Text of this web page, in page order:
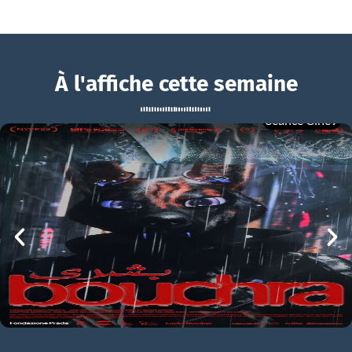
Kontinental ’25
Kontinental ’25 Bande-annonce VO STFR
À l'affiche cette semaine
BOUCHRA
mer 05/08
21h00